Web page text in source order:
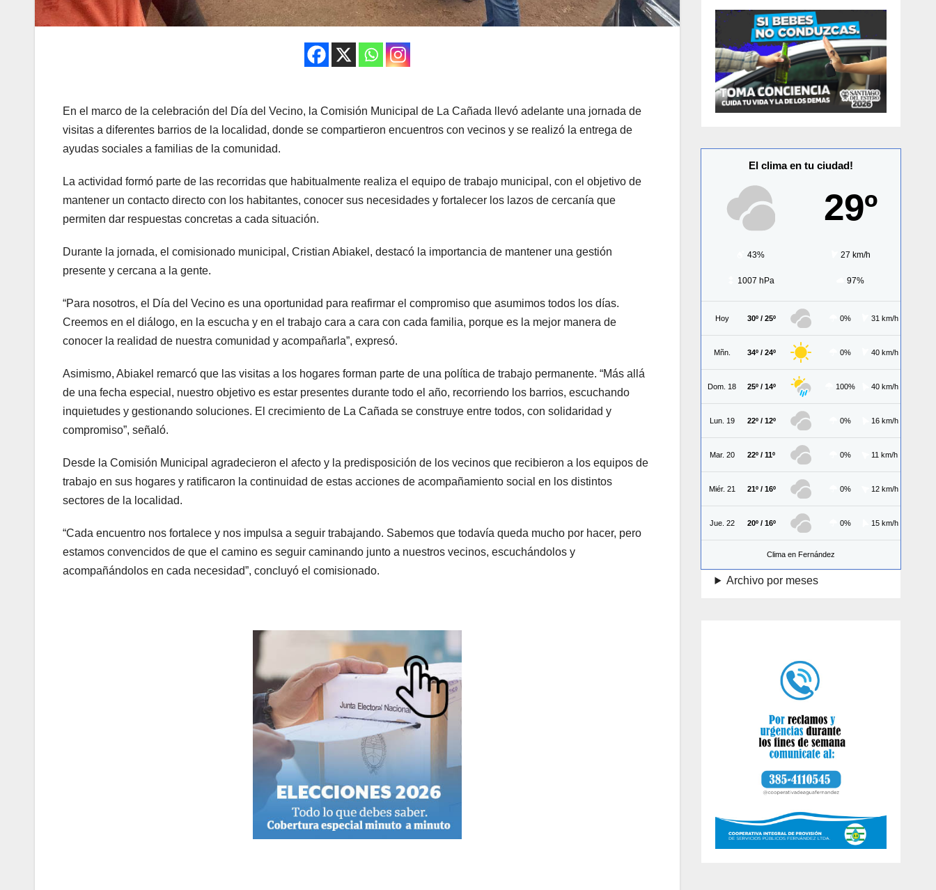
En el marco de la celebración del Día del Vecino, la Comisión Municipal de La Cañada llevó adelante una jornada de
visitas a diferentes barrios de la localidad, donde se compartieron encuentros con vecinos y se realizó la entrega de
ayudas sociales a familias de la comunidad.
La actividad formó parte de las recorridas que habitualmente realiza el equipo de trabajo municipal, con el objetivo de
mantener un contacto directo con los habitantes, conocer sus necesidades y fortalecer los lazos de cercanía que
permiten dar respuestas concretas a cada situación.
Durante la jornada, el comisionado municipal, Cristian Abiakel, destacó la importancia de mantener una gestión
presente y cercana a la gente.
“Para nosotros, el Día del Vecino es una oportunidad para reafirmar el compromiso que asumimos todos los días.
Creemos en el diálogo, en la escucha y en el trabajo cara a cara con cada familia, porque es la mejor manera de
conocer la realidad de nuestra comunidad y acompañarla”, expresó.
Asimismo, Abiakel remarcó que las visitas a los hogares forman parte de una política de trabajo permanente. “Más allá
de una fecha especial, nuestro objetivo es estar presentes durante todo el año, recorriendo los barrios, escuchando
inquietudes y gestionando soluciones. El crecimiento de La Cañada se construye entre todos, con solidaridad y
compromiso”, señaló.
Desde la Comisión Municipal agradecieron el afecto y la predisposición de los vecinos que recibieron a los equipos de
trabajo en sus hogares y ratificaron la continuidad de estas acciones de acompañamiento social en los distintos
sectores de la localidad.
“Cada encuentro nos fortalece y nos impulsa a seguir trabajando. Sabemos que todavía queda mucho por hacer, pero
estamos convencidos de que el camino es seguir caminando junto a nuestros vecinos, escuchándolos y
acompañándolos en cada necesidad”, concluyó el comisionado.
El clima en tu ciudad!
29º
43% 27 km/h
1007 hPa 97%
Hoy 30º / 25º 0% 31 km/h
Mñn. 34º / 24º 0% 40 km/h
Dom. 18 25º / 14º 100% 40 km/h
Lun. 19 22º / 12º 0% 16 km/h
Mar. 20 22º / 11º 0% 11 km/h
Miér. 21 21º / 16º 0% 12 km/h
Jue. 22 20º / 16º 0% 15 km/h
Clima en Fernández
Archivo por meses